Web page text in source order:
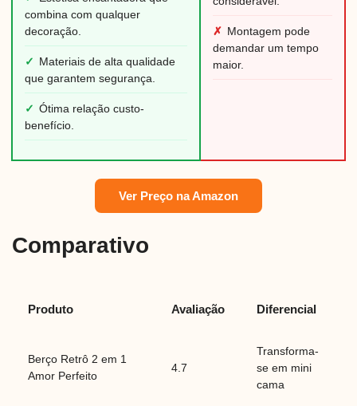
combina com qualquer
decoração.
✓
Materiais de alta qualidade
que garantem segurança.
✓ Ótima relação custo-
benefício.
✗ Montagem pode
demandar um tempo
maior.
Ver Preço na Amazon
Comparativo
Produto Avaliação Diferencial
Berço Retrô 2 em 1
Amor Perfeito
4.7
Transforma-
se em mini
cama